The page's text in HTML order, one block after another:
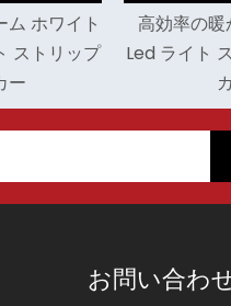
い白いコブ
リップ メー
ー
お問い合わ